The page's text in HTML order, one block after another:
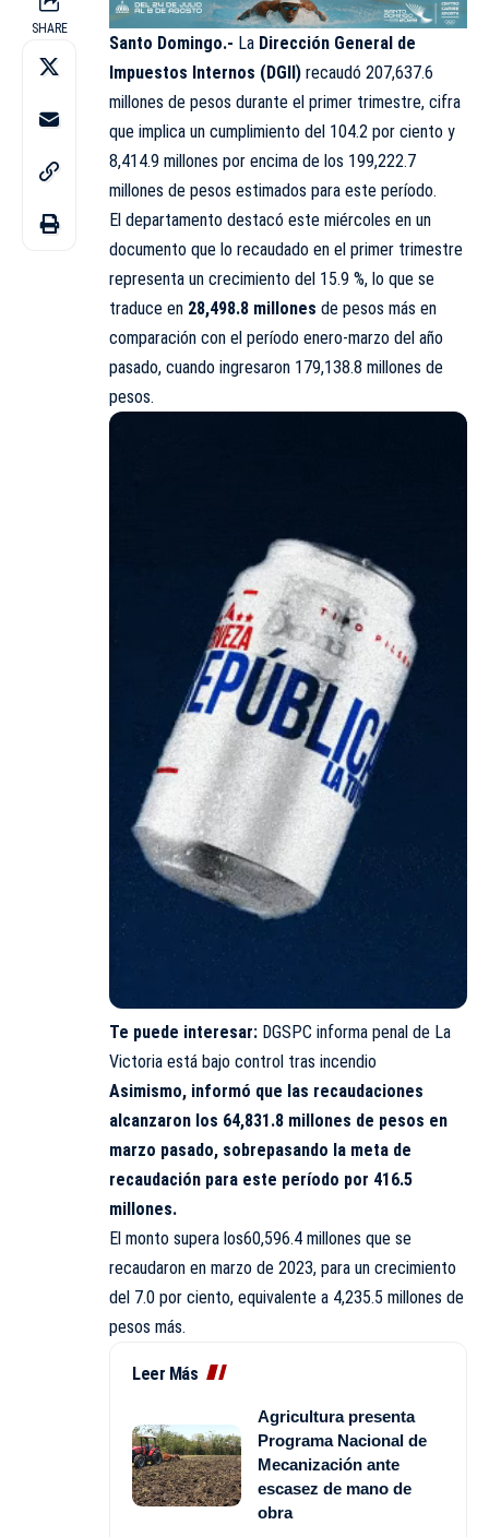
SHARE
Santo Domingo.- La Dirección General de
Impuestos Internos (DGII) recaudó 207,637.6
millones de pesos durante el primer trimestre, cifra
que implica un cumplimiento del 104.2 por ciento y
8,414.9 millones por encima de los 199,222.7
millones de pesos estimados para este período.
El departamento destacó este miércoles en un
documento que lo recaudado en el primer trimestre
representa un crecimiento del 15.9 %, lo que se
traduce en 28,498.8 millones de pesos más en
comparación con el período enero-marzo del año
pasado, cuando ingresaron 179,138.8 millones de
pesos.
Te puede interesar: DGSPC informa penal de La
Victoria está bajo control tras incendio
Asimismo, informó que las recaudaciones
alcanzaron los 64,831.8 millones de pesos en
marzo pasado, sobrepasando la meta de
recaudación para este período por 416.5
millones.
El monto supera los60,596.4 millones que se
recaudaron en marzo de 2023, para un crecimiento
del 7.0 por ciento, equivalente a 4,235.5 millones de
pesos más.
Leer Más
Agricultura presenta
Programa Nacional de
Mecanización ante
escasez de mano de
obra